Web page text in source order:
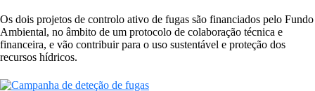
Os dois projetos de controlo ativo de fugas são financiados pelo Fundo
Ambiental, no âmbito de um protocolo de colaboração técnica e
financeira, e vão contribuir para o uso sustentável e proteção dos
recursos hídricos.